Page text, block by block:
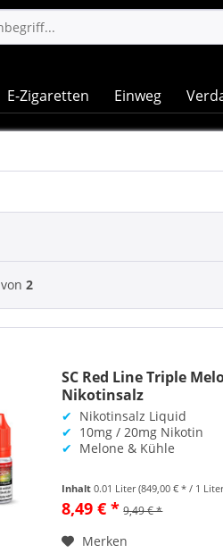
E-Zigaretten Einweg
von 2
SC Red Line Triple
Nikotinsalz
✔ Nikotinsalz Liquid
✔ 10mg / 20mg Nikotin
✔ Melone & Kühle
Inhalt0.01 Liter(849,00 € * / 1
8,49 € * 9,49 € *
Merken